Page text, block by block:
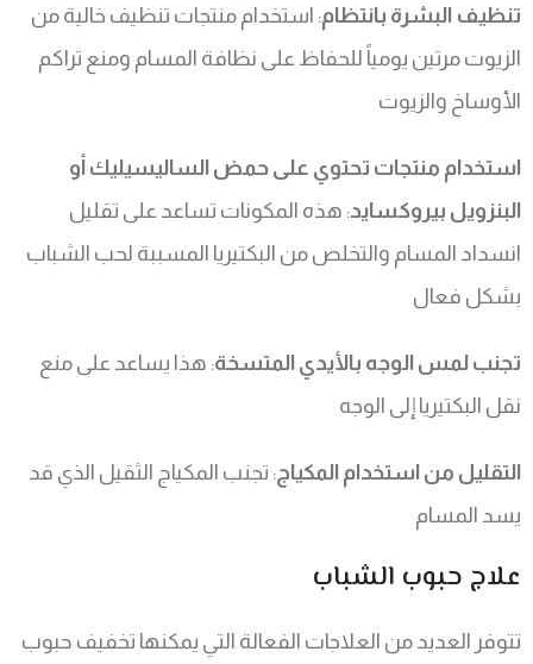
تنظيف البشرة بانتظام: استخدام منتجات تنظيف خالية من
الزيوت مرتين يومياً للحفاظ على نظافة المسام ومنع تراكم
الأوساخ والزيوت
استخدام منتجات تحتوي على حمض الساليسيليك أو
البنزويل بيروكسايد: هذه المكونات تساعد على تقليل
انسداد المسام والتخلص من البكتيريا المسببة لحب الشباب
بشكل فعال
تجنب لمس الوجه بالأيدي المتسخة: هذا يساعد على منع
نقل البكتيريا إلى الوجه
التقليل من استخدام المكياج: تجنب المكياج الثقيل الذي قد
يسد المسام
علاج حبوب الشباب
تتوفر العديد من العلاجات الفعالة التي يمكنها تخفيف حبوب